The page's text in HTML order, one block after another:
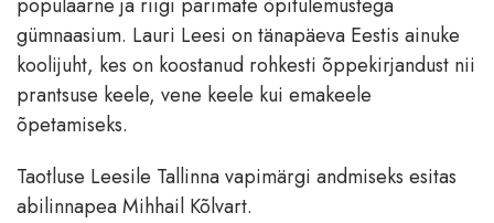
gümnaasium. Lauri Leesi on tänapäeva Eestis ainuke
koolijuht, kes on koostanud rohkesti õppekirjandust nii
prantsuse keele, vene keele kui emakeele
õpetamiseks.
Taotluse Leesile Tallinna vapimärgi andmiseks esitas
abilinnapea Mihhail Kõlvart.